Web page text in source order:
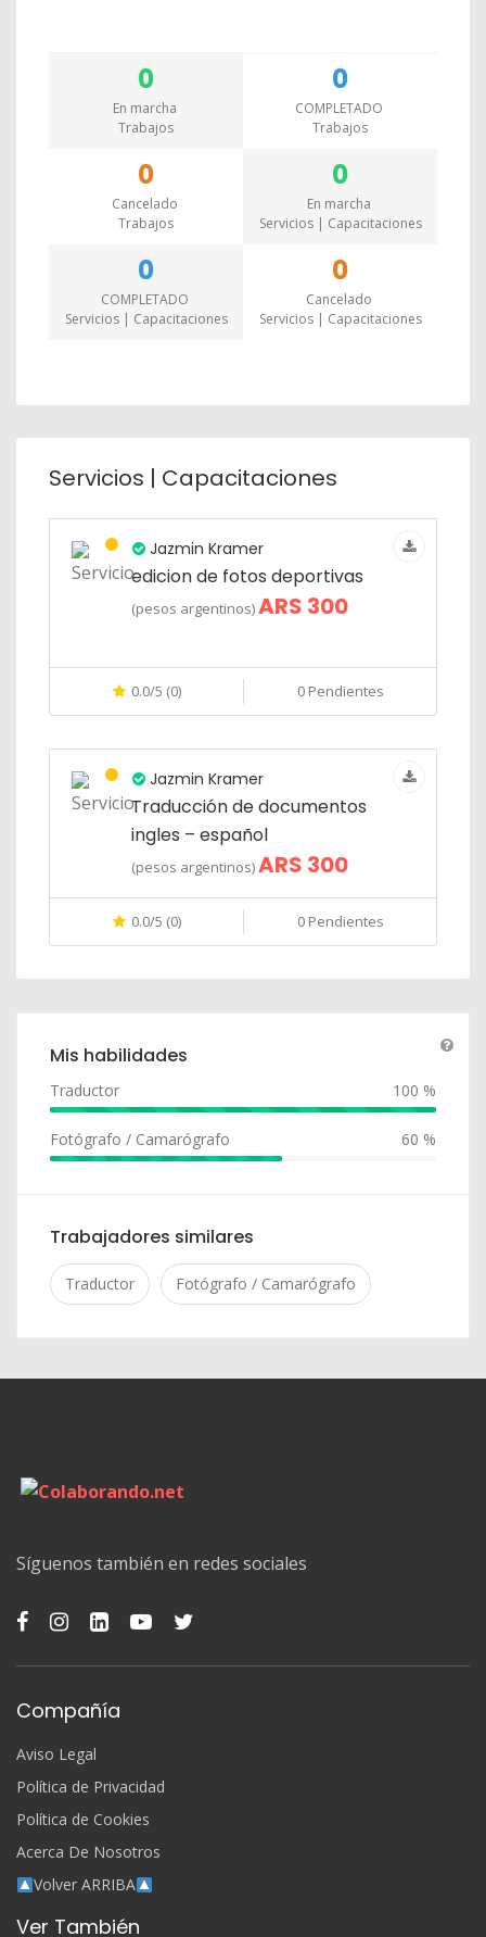
0
En marcha
Trabajos
0
COMPLETADO
Trabajos
0
Cancelado
Trabajos
0
En marcha
Servicios | Capacitaciones
0
COMPLETADO
Servicios | Capacitaciones
0
Cancelado
Servicios | Capacitaciones
Servicios | Capacitaciones
Jazmin Kramer
edicion de fotos deportivas
(pesos argentinos)ARS 300
0.0/5 (0) 0 Pendientes
Jazmin Kramer
Traducción de documentos
ingles – español
(pesos argentinos)ARS 300
0.0/5 (0) 0 Pendientes
Mis habilidades
Traductor 100 %
Fotógrafo / Camarógrafo 60 %
Trabajadores similares
Traductor Fotógrafo / Camarógrafo
Síguenos también en redes sociales
Compañía
Aviso Legal
Política de Privacidad
Política de Cookies
Acerca De Nosotros
Volver ARRIBA
Ver También